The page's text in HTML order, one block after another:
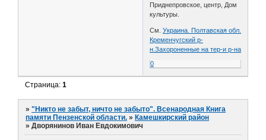
Приднепровское, центр, Дом
культуры.
См.Украина. Полтавская обл.
Кременчугский р-
н.Захороненные на тер-и р-на
0
Страница:1
»"Никто не забыт, ничто не забыто". Всенародная Книга
памяти Пензенской области. » Камешкирский район
»Дворянинов Иван Евдокимович